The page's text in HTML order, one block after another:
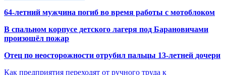
64-летний мужчина погиб во время работы с мотоблоком
В спальном корпусе детского лагеря под Барановичами
произошёл пожар
Отец по неосторожности отрубил пальцы 13-летней дочери
Как предприятия переходят от ручного труда к